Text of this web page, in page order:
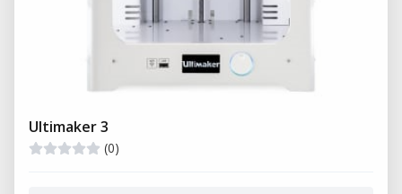
Ultimaker 3
(0)